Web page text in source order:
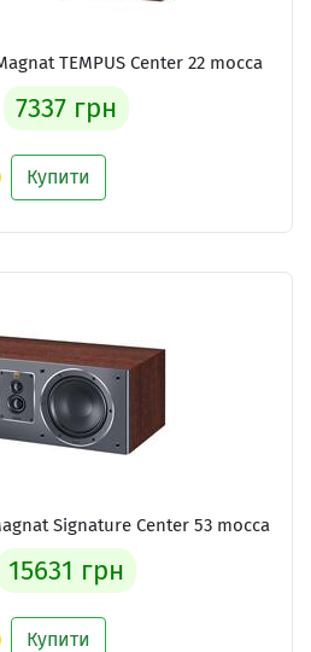
TEMPUS Center 22 mocca
7337 грн
Купити
Signature Center 53 mocca
15631 грн
Купити